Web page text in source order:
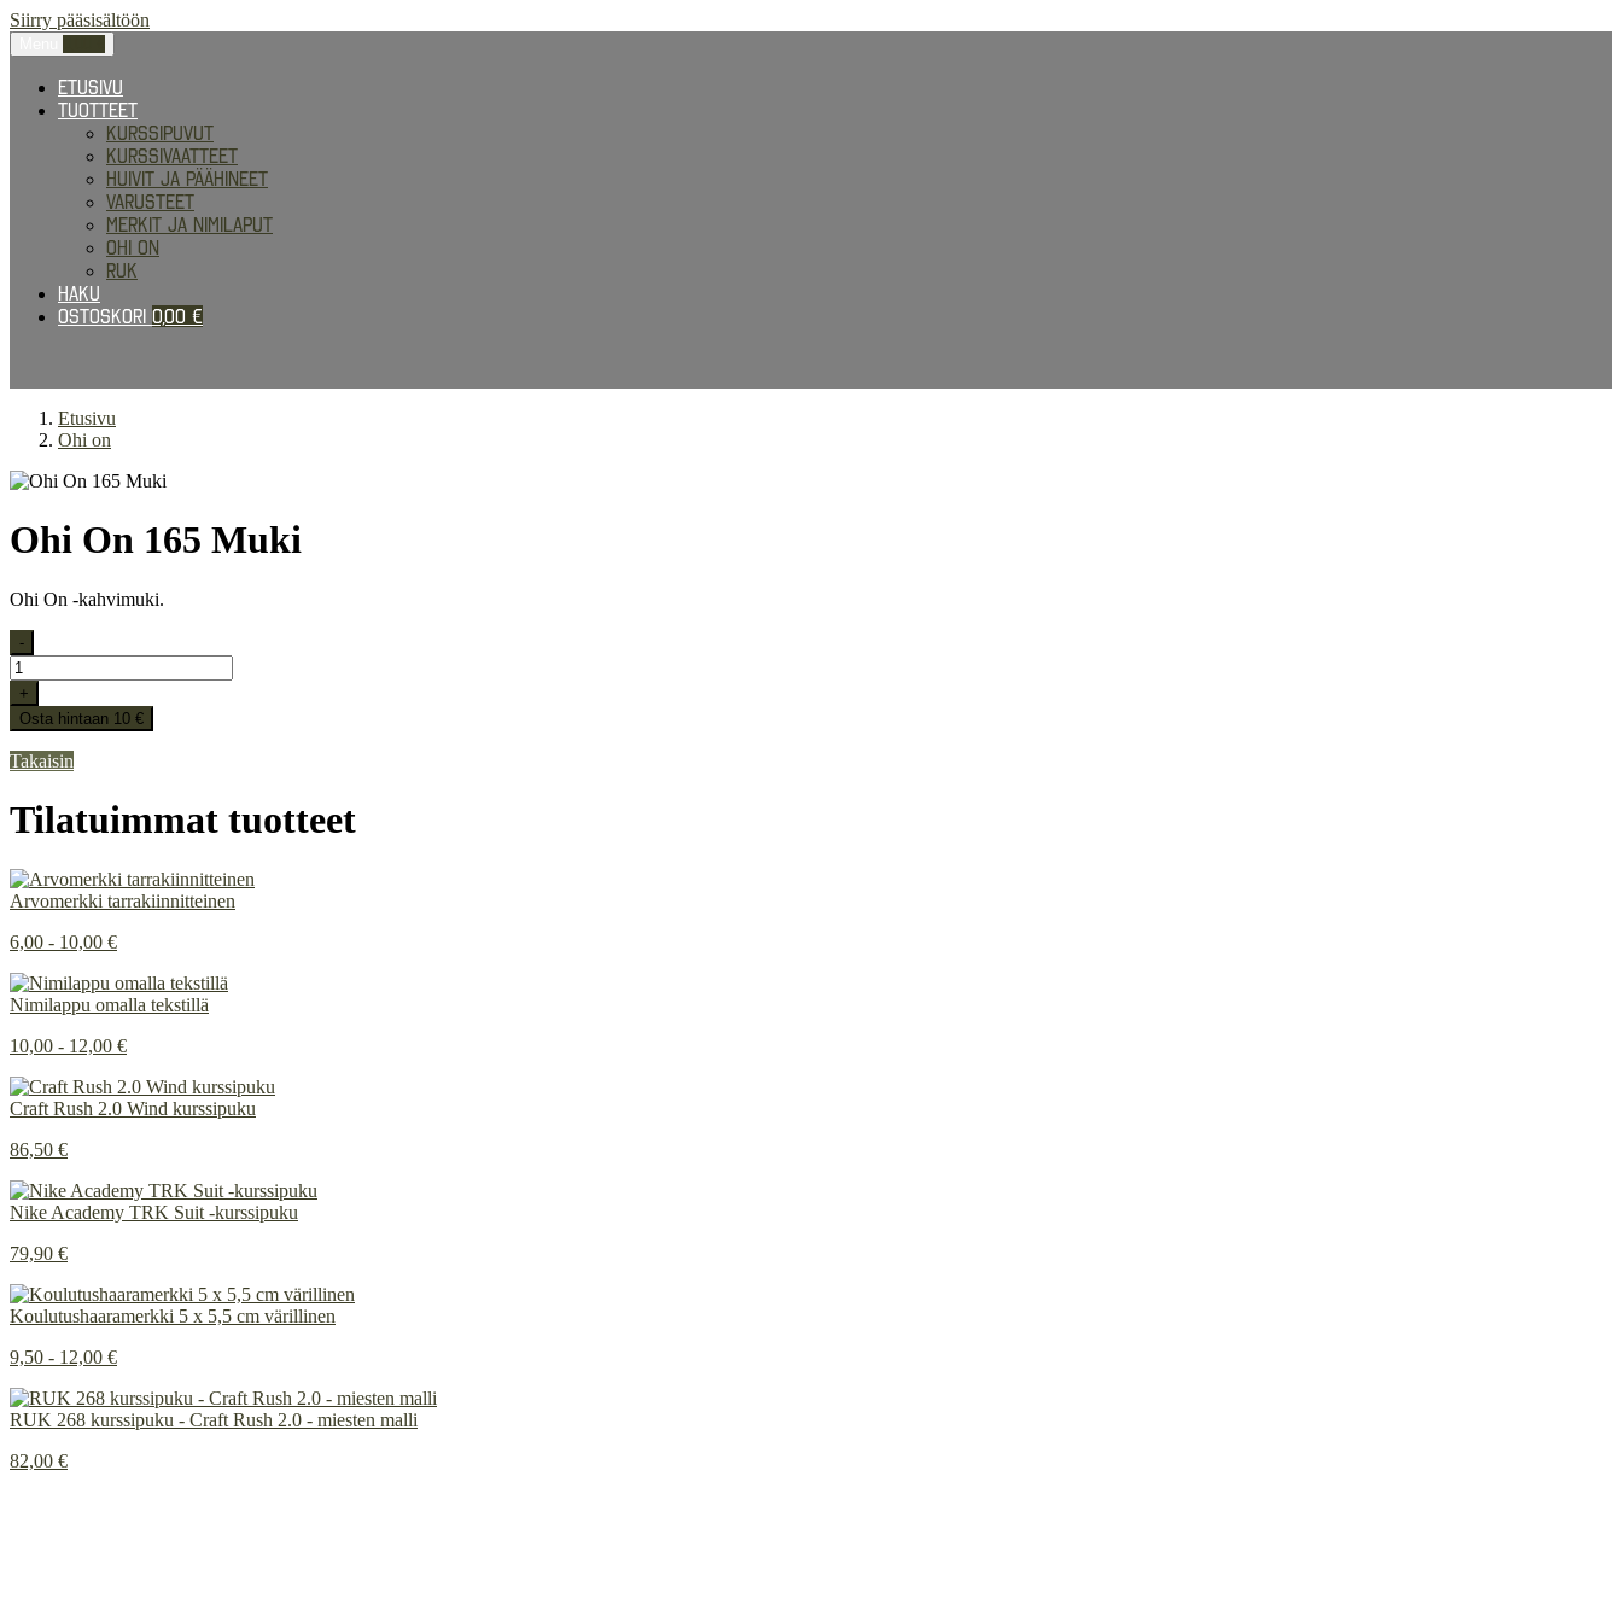
Siirry pääsisältöön
Etusivu
Tuotteet
Kurssipuvut
Kurssivaatteet
Huivit ja päähineet
Varusteet
Merkit ja nimilaput
Ohi on
RUK
Haku
Ostoskori 0,00 €
Etusivu
Ohi on
Ohi On 165 Muki
Ohi On -kahvimuki.
-
+
Osta hintaan 10 €
Takaisin
Tilatuimmat tuotteet
Arvomerkki tarrakiinnitteinen
6,00 - 10,00 €
Nimilappu omalla tekstillä
10,00 - 12,00 €
Craft Rush 2.0 Wind kurssipuku
86,50 €
Nike Academy TRK Suit -kurssipuku
79,90 €
Koulutushaaramerkki 5 x 5,5 cm värillinen
9,50 - 12,00 €
RUK 268 kurssipuku - Craft Rush 2.0 - miesten malli
82,00 €